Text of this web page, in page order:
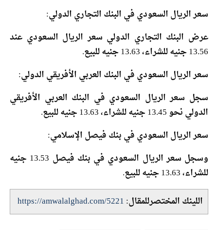
سعر الريال السعودي في البنك التجاري الدولي:
عرض البنك التجاري الدولي سعر الريال السعودي عند
13.56 جنيه للشراء، 13.63 جنيه للبيع.
سعر الريال السعودي في البنك العربي الأفريقي الدولي:
سجل سعر الريال السعودي في البنك العربي الأفريقي
الدولي نحو 13.45 جنيه للشراء، 13.63 جنيه للبيع.
سعر الريال السعودي في بنك فيصل الإسلامي:
وسجل سعر الريال السعودي في بنك فيصل 13.53 جنيه
للشراء، 13.63 جنيه للبيع.
اللينك المختصرللمقال:https://amwalalghad.com/5221